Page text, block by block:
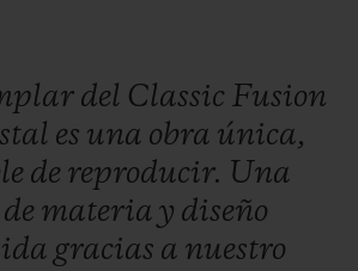
mecánico de carga
ofrece una reserva de
La correa, de piel de
negro cosida sobre caucho,
rara joya en la muñeca.
del Classic Fusion
es una obra única,
de reproducir. Una
de materia y diseño
gracias a nuestro
ENCONTRAR UNA